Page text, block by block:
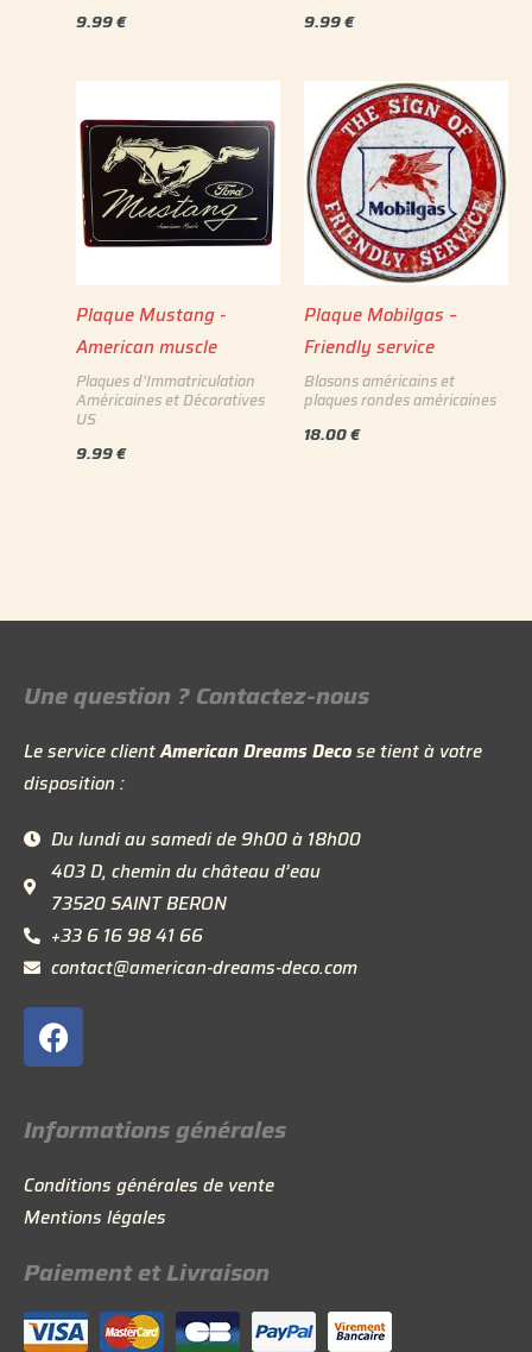
9.99€ 9.99€
Plaque Mustang -
American muscle
Plaques d'Immatriculation
Américaines et Décoratives
US
9.99€
Plaque Mobilgas –
Friendly service
Blasons américains et
plaques rondes américaines
18.00€
Une question ? Contactez-nous
Le service clientAmerican Dreams Decose tient à votre
disposition :
Du lundi au samedi de 9h00 à 18h00
403 D, chemin du château d’eau
73520 SAINT BERON
+33 6 16 98 41 66
contact@american-dreams-deco.com
F
a
c
e
b
o
o
k
Informations générales
Conditions générales de vente
Mentions légales
Paiement et Livraison